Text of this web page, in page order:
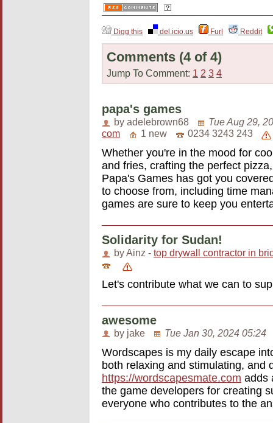
Digg this del.icio.us Furl Reddit
Comments (4 of 4)
Jump To Comment: 1 2 3 4
papa's games
by adelebrown68
Tue Aug 29,
com
1 new 0234 3243 243
Whether you're in the mood for
and fries, crafting the perfect
Papa's Games has got you
to choose from, including time
games are sure to keep you
Solidarity for Sudan!
by Ainz - top drywall contractor in
Let's contribute what we can to
awesome
by jake Tue Jan 30, 2024 05:24
Wordscapes is my daily escape
both relaxing and stimulating, and
https://wordscapesmate.com adds
the game developers for creating
everyone who contributes to the